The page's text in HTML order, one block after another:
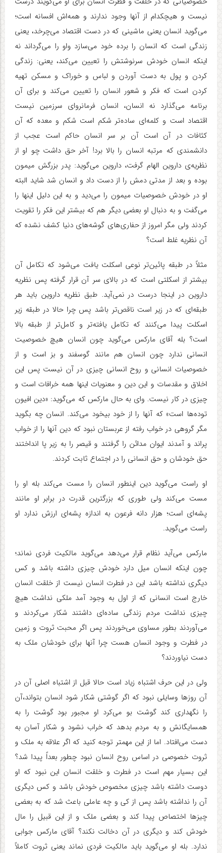
نیست و هیچکدام از آنها وجود ندارند و همه‌اش افسانه است؛
می‌گوید انسان یعنی ماشینی که در دست اقتصاد می‌چرخد، یعنی
زندگی است که انسان را برده خود می‌سازد واو را می‌گرداند نه
اینکه انسان خودش سرنوشتش را تعیین می‌کند، یعنی: زندگی
کردن و پول به دست آوردن و لباس و خوراک و مسکن تهیه
کردن است که فکر و شعور انسان را تعیین می‌کند و برای آن
برنامه می‌گذارد نه انسان، انسان فرمانروای سرزمین نیست
اقتصاد است و کلمه‌ای ساده‌تر شکم است شکم و معده که آن
کثافات در آن است آن بر سر انسان حاکم است عجب از
دانشمندی که مرتبه انسان را بالا برد! آخر حق داشت چو او از
نظریه‌ی داروین الهام گرفت، داروین می‌گوید: پدر بزرگش میمون
بوده و بعد از مدتی دمش را از دست داد و انسان شد شاید البته
او در خودش خصوصیات میمون را می‌دید و به این دلیل اینها را
می‌گفت و به دنبال او بعضی دیگر هم که بیشتر این فکر را تقویت
کردند ولی مگر امروز از حفاری‌های گوشه‌های دنیا کشف نشده که
آن نظریه غلط است؟
مثلاً در طبقه پائین‌تر نوعی اسکلت یافت می‌شود که تکامل آن
بیشتر از اسکلتی است که در بالای سر آن قرار گرفته پس نظریه
داروین در اینجا درست در نمی‌آید. طبق نظریه داروین باید هر
طبقه‌ای که در زیر است ناقص‌تر باشد پس چرا حالا در طبقه زیر
اسکلت پیدا می‌کنند که تکامل یافته‌تر و کامل‌تر از طبقه بالا
است؟ بله آقای مارکس می‌گوید چون انسان هیچ خصوصیت
انسانی ندارد چون انسان هم مانند گوسفند و بز است و از
خصوصیات انسانی و روح انسانی چیزی در آن نیست پس این
اخلاق و مقدسات و این دین و معنویات اینها همه خرافات است و
چیزی در کار نیست. وای به حال مارکس که می‌گوید: «دین افیون
توده‌ها است» که آنها را از خود بیخود می‌کند. انسان چه بگوید
مگر گروهی در خواب رفته از عربستان نبود که دین آنها را از خواب
پراند و آمدند ایوان مدائن را گرفتند و قیصر را به زیر پا انداختند
حق خودشان و حق انسانی را در اجتماع ثابت کردند.
او راست می‌گوید دین اینطور انسان را مست می‌کند بله او را
مست می‌کند ولی طوری که بزرگترین قدرت در برابر او مانند
پشه‌ای است؛ هزار دانه فرعون به اندازه پشه‌ای ارزش ندارد او
راست می‌گوید.
مارکس می‌آید نظام قرار می‌دهد می‌گوید مالکیت فردی نماند؛
چون اینکه انسان میل دارد خودش چیزی داشته باشد و کس
دیگری نداشته باشد این در فطرت انسان نیست از خلقت انسان
خارج است انسانی که از اول به وجود آمد ملکی نداشت هیچ
چیزی نداشت مردم زندگی ساده‌ای داشتند شکار می‌کردند و
می‌آوردند بطور مساوی می‌خوردند پس اگر محبت ثروت و زمین
در فطرت و وجود انسان هست چرا آنها برای خودشان ملک به
دست نیاوردند؟
ولی در این حرف اشتباه زیاد است حالا قبل از اشتباه اصلی آن در
آن روزها وسایلی نبود که اگر گوشتی شکار شود انسان بتواند،آن
را نگهداری کند گوشت بو می‌کرد او مجبور بود گوشت را به
همسایگانش و به مردم بدهد که خراب نشود و شکار آسان به
دست می‌افتاد. اما از این مهمتر توجه کنید که اگر علاقه به ملک و
ثروت خصوصی در اساس روح انسان نبود چطور بعداً پیدا شد؟
این بسیار مهم است در فطرت و خلقت انسان این نبود که او
دوست داشته باشد چیزی مخصوص خودش باشد و کس دیگری
آن را نداشته باشد پس از کی و چه عاملی باعث شد که به بعضی
چیزها اختصاص پیدا کند و بعضی ملک و از این قبیل را مال
خودش کند و دیگری در آن دخالت نکند؟ آقای مارکس جوابی
ندارد. بله او می‌گوید باید مالکیت فردی نماند یعنی ثروت کاملاً